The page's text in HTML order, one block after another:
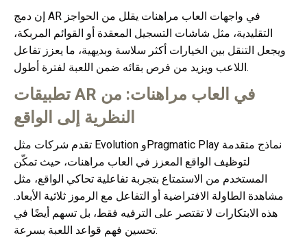
إن دمج AR في واجهات العاب مراهنات يقلل من الحواجز
التقليدية، مثل شاشات التسجيل المعقدة أو القوائم المربكة،
ويجعل التنقل بين الخيارات أكثر سلاسة وبديهية، ما يعزز تفاعل
اللاعب ويزيد من فرص بقائه ضمن اللعبة لفترة أطول.
تطبيقات AR في العاب مراهنات: من
النظرية إلى الواقع
تقدم شركات مثل Evolution وPragmatic Play نماذج متقدمة
لتوظيف الواقع المعزز في العاب مراهنات، حيث تمكّن
المستخدم من الاستمتاع بتجربة تفاعلية تحاكي الواقع، مثل
مشاهدة الطاولة الافتراضية أو التفاعل مع الرموز ثلاثية الأبعاد.
هذه الابتكارات لا تقتصر على الترفيه فقط، بل تسهم أيضًا في
تحسين فهم قواعد اللعبة بسرعة.